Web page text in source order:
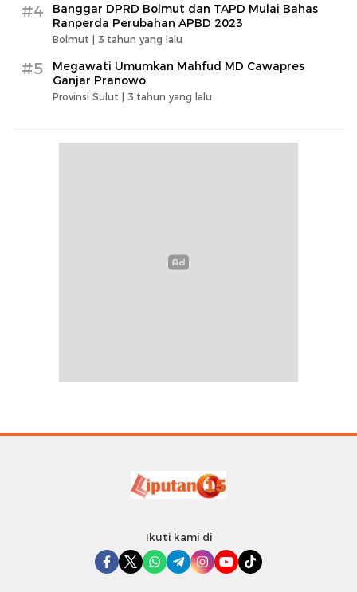
#4
Banggar DPRD Bolmut dan TAPD Mulai Bahas
Ranperda Perubahan APBD 2023
Bolmut | 3 tahun yang lalu
#5
Megawati Umumkan Mahfud MD Cawapres
Ganjar Pranowo
Provinsi Sulut | 3 tahun yang lalu
Ikuti kami di